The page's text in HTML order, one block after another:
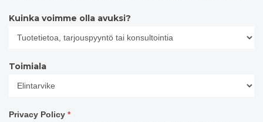
Kuinka voimme olla avuksi?
Toimiala
Privacy Policy *